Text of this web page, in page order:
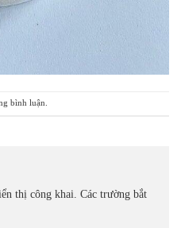
bình luận
thị công khai. Các trường bắt